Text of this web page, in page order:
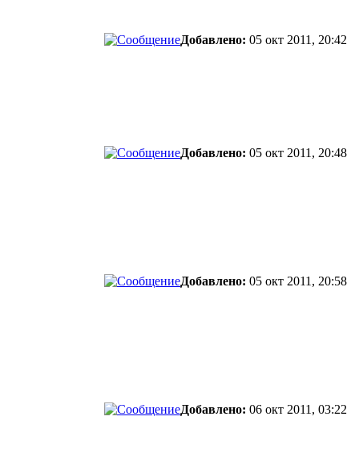
Добавлено: 05 окт 2011, 20:42
Добавлено: 05 окт 2011, 20:48
Добавлено: 05 окт 2011, 20:58
Добавлено: 06 окт 2011, 03:22